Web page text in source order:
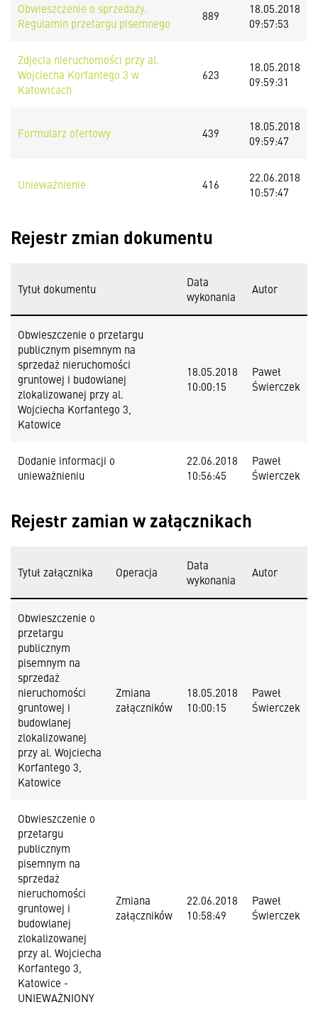
Obwieszczenie o sprzedaży.
Regulamin przetargu pisemnego
889
18.05.2018
09:57:53
Zdjęcia nieruchomości przy al.
Wojciecha Korfantego 3 w
Katowicach
623
18.05.2018
09:59:31
Formularz ofertowy 439
18.05.2018
09:59:47
Unieważnienie 416
22.06.2018
10:57:47
Rejestr zmian dokumentu
Tytuł dokumentu
Data
wykonania
Autor
Obwieszczenie o przetargu
publicznym pisemnym na
sprzedaż nieruchomości
gruntowej i budowlanej
zlokalizowanej przy al.
Wojciecha Korfantego 3,
Katowice
18.05.2018
10:00:15
Paweł
Świerczek
Dodanie informacji o
unieważnieniu
22.06.2018
10:56:45
Paweł
Świerczek
Rejestr zamian w załącznikach
Tytuł załącznika Operacja
Data
wykonania
Autor
Obwieszczenie o
przetargu
publicznym
pisemnym na
sprzedaż
nieruchomości
gruntowej i
budowlanej
zlokalizowanej
przy al. Wojciecha
Korfantego 3,
Katowice
Zmiana
załączników
18.05.2018
10:00:15
Paweł
Świerczek
Obwieszczenie o
przetargu
publicznym
pisemnym na
sprzedaż
nieruchomości
gruntowej i
budowlanej
zlokalizowanej
przy al. Wojciecha
Korfantego 3,
Katowice -
UNIEWAŻNIONY
Zmiana
załączników
22.06.2018
10:58:49
Paweł
Świerczek